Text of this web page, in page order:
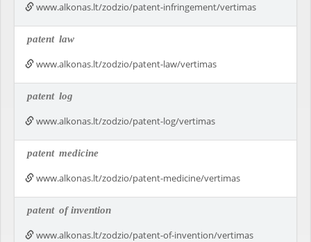
www.alkonas.lt/zodzio/patent-infringement/vertimas
patent law
www.alkonas.lt/zodzio/patent-law/vertimas
patent log
www.alkonas.lt/zodzio/patent-log/vertimas
patent medicine
www.alkonas.lt/zodzio/patent-medicine/vertimas
patent of invention
www.alkonas.lt/zodzio/patent-of-invention/vertimas